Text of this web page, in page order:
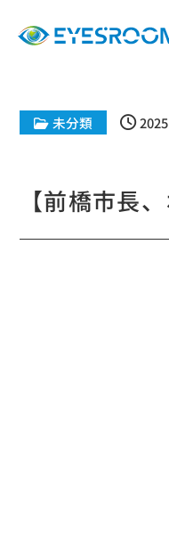
未分類
【前橋市長